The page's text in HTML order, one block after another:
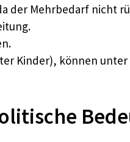
der Mehrbedarf nicht
Kinder), können